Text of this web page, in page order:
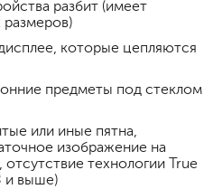
разбит (имеет
которые цепляются
предметы под стеклом
или иные пятна,
изображение на
технологии True
и выше)